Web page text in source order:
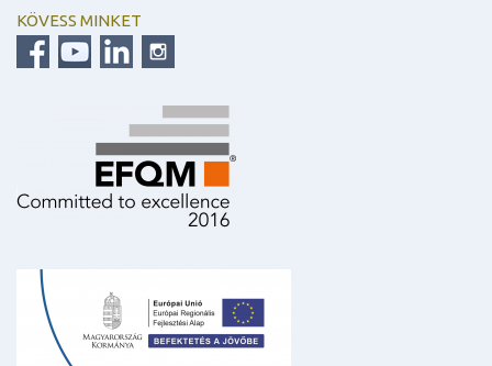
KÖVESS MINKET